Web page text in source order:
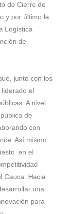
de Cierre de
y por último la
Logística
de
junto con los
el
A nivel
de
con
Así mismo
en el
Cauca: Hacia
una
para